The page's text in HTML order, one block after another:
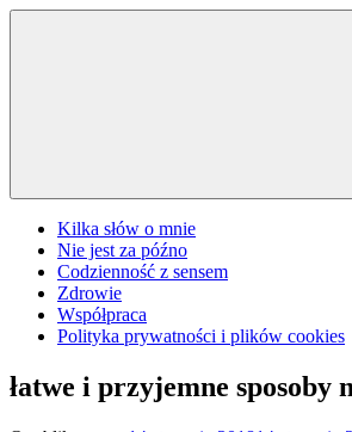
Przejdź
Kilka słów o mnie
Nie jest za późno
Codzienność z sensem
Zdrowie
Współpraca
Polityka prywatności i plików cookies
łatwe i przyjemne sposoby